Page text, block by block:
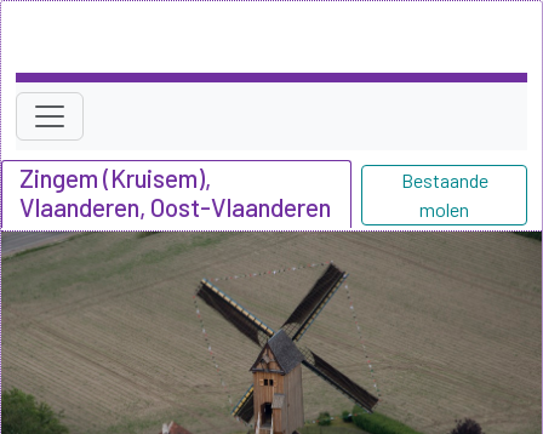
Zingem (Kruisem),
Vlaanderen, Oost-Vlaanderen
Bestaande
molen